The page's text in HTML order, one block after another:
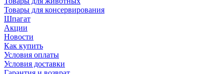
Товары для консервирования
Шпагат
Акции
Новости
Как купить
Условия оплаты
Условия доставки